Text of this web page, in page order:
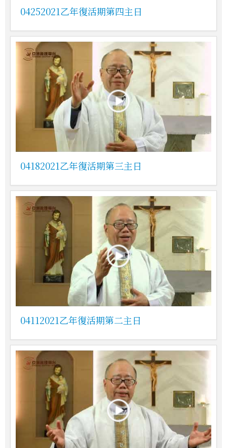
04252021乙年復活期第四主日
04182021乙年復活期第三主日
04112021乙年復活期第二主日